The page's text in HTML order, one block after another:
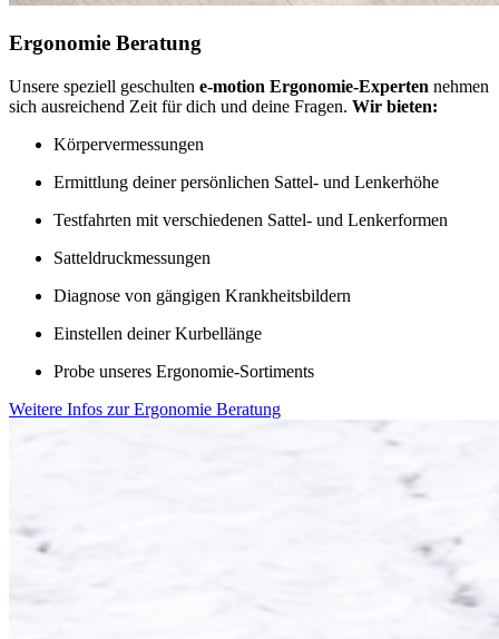
Ergonomie Beratung
Unsere speziell geschulten e-motion Ergonomie-Experten nehmen
sich ausreichend Zeit für dich und deine Fragen. Wir bieten:
Körpervermessungen
Ermittlung deiner persönlichen Sattel- und Lenkerhöhe
Testfahrten mit verschiedenen Sattel- und Lenkerformen
Satteldruckmessungen
Diagnose von gängigen Krankheitsbildern
Einstellen deiner Kurbellänge
Probe unseres Ergonomie-Sortiments
Weitere Infos zur Ergonomie Beratung